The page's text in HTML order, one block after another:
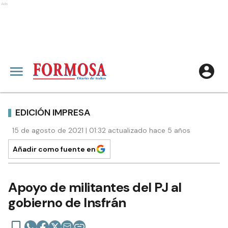
Ads
EDICIÓN IMPRESA
15 de agosto de 2021 | 01:32 actualizado hace 5 años
Añadir como fuente en
Apoyo de militantes del PJ al
gobierno de Insfrán